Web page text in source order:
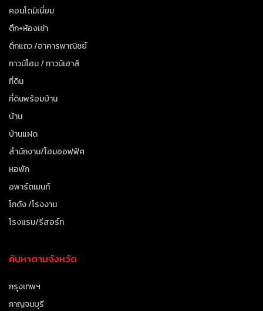
คอนโดมิเนี่ยม
ตึก+ห้องเช่า
ตึกแถว /อาคารพาณิชย์
ทาวน์โฮม / ทาวน์เฮาส์
ที่ดิน
ที่ดินพร้อมบ้าน
บ้าน
บ้านแฝด
สำนักงาน/โฮมออฟฟิศ
หอพัก
อพาร์ตเมนท์
โกดัง /โรงงาน
โรงแรม/รีสอร์ท
ค้นหาตามจังหวัด
กรุงเทพฯ
กาญจนบุรี